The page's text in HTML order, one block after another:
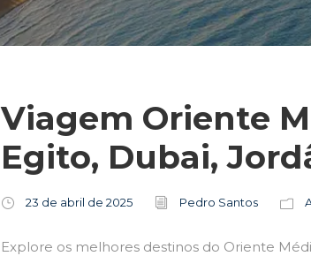
Viagem Oriente
Egito, Dubai,
23 de abril de 2025 Pedro Santos
Explore os melhores destinos do Oriente